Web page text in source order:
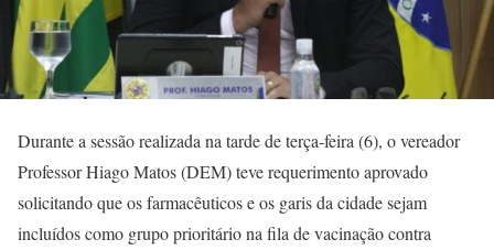
Durante a sessão realizada na tarde de terça-feira (6), o vereador
Professor Hiago Matos (DEM) teve requerimento aprovado
solicitando que os farmacêuticos e os garis da cidade sejam
incluídos como grupo prioritário na fila de vacinação contra